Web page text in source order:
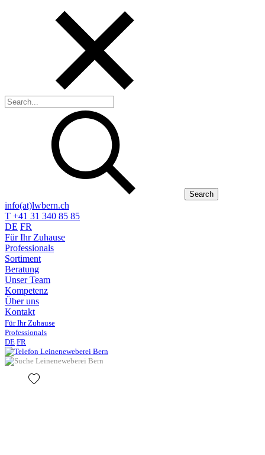
Search
info(at)lwbern.ch
T +41 31 340 85 85
DE FR
Für Ihr Zuhause
Professionals
Sortiment
Beratung
Unser Team
Kompetenz
Über uns
Kontakt
Für Ihr Zuhause
Professionals
DE FR